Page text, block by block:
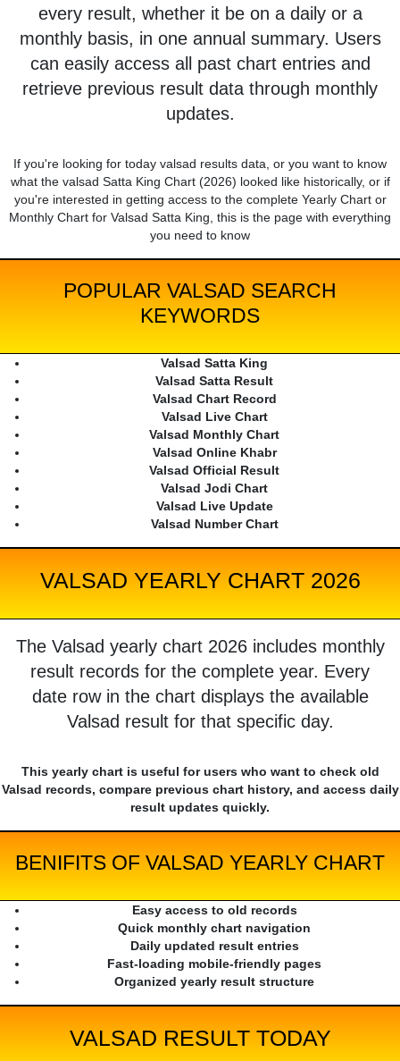
every result, whether it be on a daily or a
monthly basis, in one annual summary. Users
can easily access all past chart entries and
retrieve previous result data through monthly
updates.
If you're looking for today valsad results data, or you want to know
what the valsad Satta King Chart (2026) looked like historically, or if
you're interested in getting access to the complete Yearly Chart or
Monthly Chart for Valsad Satta King, this is the page with everything
you need to know
POPULAR VALSAD SEARCH
KEYWORDS
Valsad Satta King
Valsad Satta Result
Valsad Chart Record
Valsad Live Chart
Valsad Monthly Chart
Valsad Online Khabr
Valsad Official Result
Valsad Jodi Chart
Valsad Live Update
Valsad Number Chart
VALSAD YEARLY CHART 2026
The Valsad yearly chart 2026 includes monthly
result records for the complete year. Every
date row in the chart displays the available
Valsad result for that specific day.
This yearly chart is useful for users who want to check old
Valsad records, compare previous chart history, and access daily
result updates quickly.
BENIFITS OF VALSAD YEARLY CHART
Easy access to old records
Quick monthly chart navigation
Daily updated result entries
Fast-loading mobile-friendly pages
Organized yearly result structure
VALSAD RESULT TODAY